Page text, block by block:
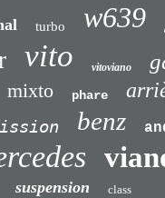
turbo w639
vito vitoviano
mixto phare
benz
suspension class